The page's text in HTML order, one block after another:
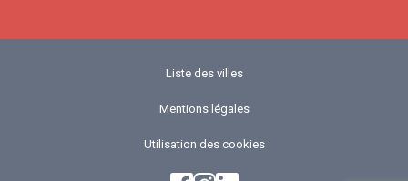
Liste des villes
Mentions légales
Utilisation des cookies